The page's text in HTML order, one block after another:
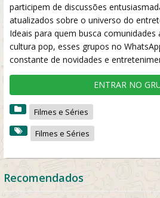
participem de discussões
atualizados sobre o universo do
Ideais para quem busca
cultura pop, esses grupos no
constante de novidades e
ENTRAR NO
Filmes e Séries
Filmes e Séries
Recomendados